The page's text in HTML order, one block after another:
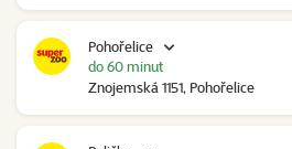
Pohořelice
Znojemská 1151, Pohořelice
do 60 minut